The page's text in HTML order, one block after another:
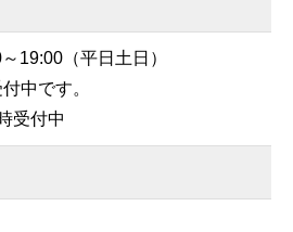
19:00（平日土日）
中です。
受付中